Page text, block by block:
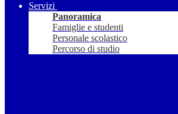
Servizi
Panoramica
Famiglie e studenti
Personale scolastico
Percorso di studio